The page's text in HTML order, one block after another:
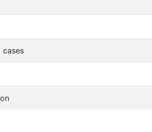
cases